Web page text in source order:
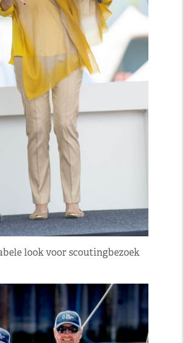
look voor scoutingbezoek